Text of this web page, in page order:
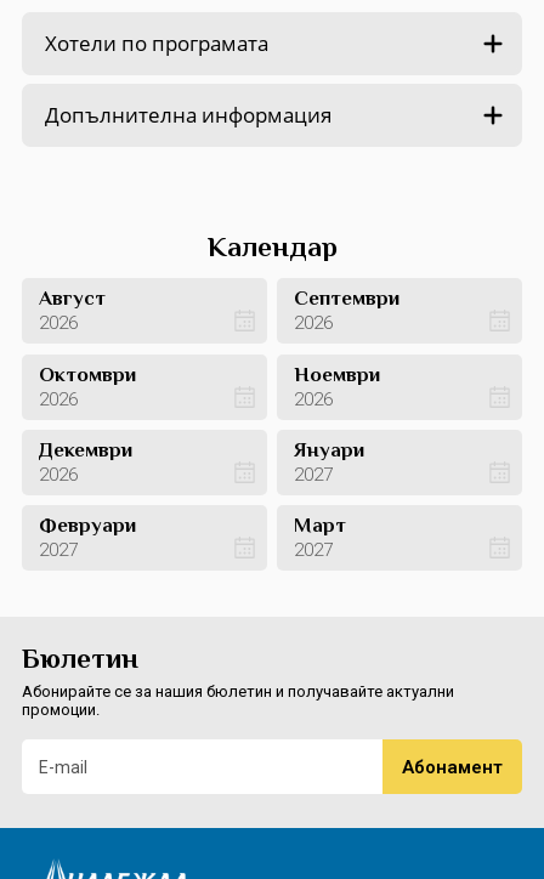
Хотели по програмата
Допълнителна информация
Календар
Август
2026
Септември
2026
Октомври
2026
Ноември
2026
Декември
2026
Януари
2027
Февруари
2027
Март
2027
Бюлетин
Абонирайте се за нашия бюлетин и получавайте актуални
промоции.